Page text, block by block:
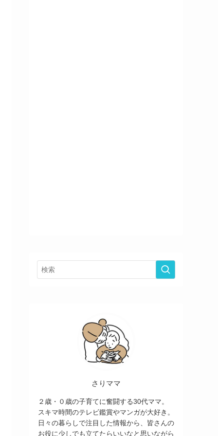
さりママ
２歳・０歳の子育てに奮闘する30代ママ。
スキマ時間のテレビ鑑賞やマンガが大好き。
日々の暮らしで注目した情報から、皆さんの
お役に少しでも立てたらいいなと思いながら